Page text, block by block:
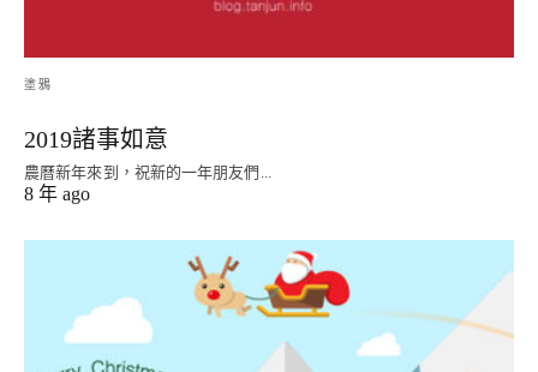
塗鴉
2019諸事如意
農曆新年來到，祝新的一年朋友們...
8 年 ago